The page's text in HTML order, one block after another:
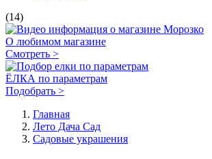
(14)
О любимом магазине
Смотреть >
ЁЛКА по параметрам
Подобрать >
Главная
Лето Дача Сад
Садовые украшения